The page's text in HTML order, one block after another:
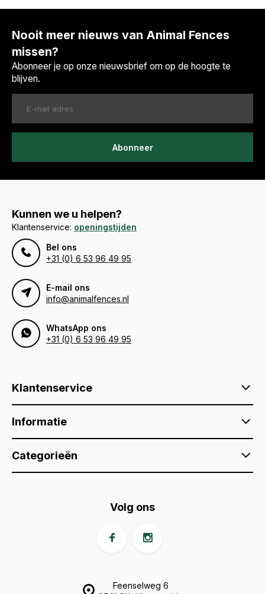
Nooit meer nieuws van Animal Fences
missen?
Abonneer je op onze nieuwsbrief om op de hoogte te
blijven.
Abonneer
Kunnen we u helpen?
Klantenservice: openingstijden
Bel ons
+31 (0) 6 53 96 49 95
E-mail ons
info@animalfences.nl
WhatsApp ons
+31 (0) 6 53 96 49 95
Klantenservice
Informatie
Categorieën
Feenselweg 6
Volg ons